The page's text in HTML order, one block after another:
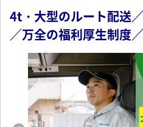
4t・大型のルート配送
／万全の福利厚生制度